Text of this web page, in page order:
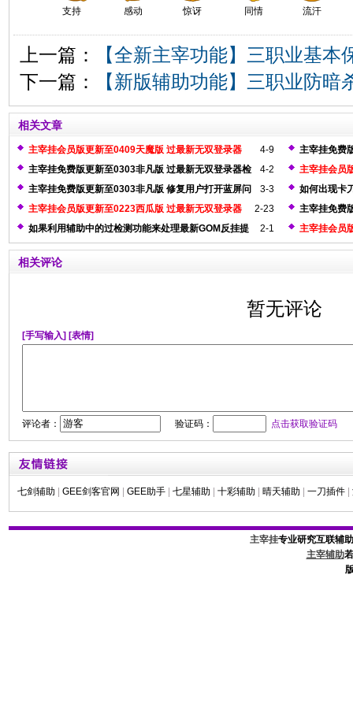
支持 感动 惊讶 同情 流汗
上一篇：
【全新主宰功能】三职业基本
下一篇：
【新版辅助功能】三职业防暗
相关文章
4-9
主宰挂会员版更新至0409天魔版 过最新无双登录器
主宰挂免费
器
4-2
主宰挂免费版更新至0303非凡版 过最新无双登录器检
测
主宰挂会员
器检测
3-3
主宰挂免费版更新至0303非凡版 修复用户打开蓝屏问
题
如何出现卡
2-23
主宰挂会员版更新至0223西瓜版 过最新无双登录器
主宰挂免费
问题
2-1
如果利用辅助中的过检测功能来处理最新GOM反挂提
示框
主宰挂会员
测
相关评论
暂无评论
[手写输入] [表情]
评论者： 验证码： 点击获取验证码
七剑辅助 GEE剑客官网 GEE助手 七星辅助 十彩辅助 晴天辅助 一刀插件
主宰挂专业研究互联辅
主宰辅助